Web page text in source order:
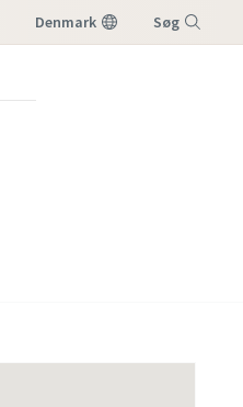
Denmark Søg